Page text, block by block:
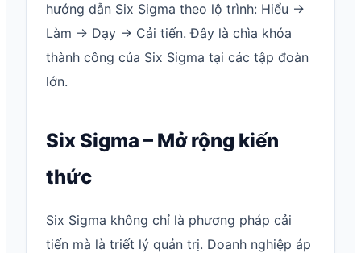
hướng dẫn Six Sigma theo lộ trình: Hiểu →
Làm → Dạy → Cải tiến. Đây là chìa khóa
thành công của Six Sigma tại các tập đoàn
lớn.
Six Sigma – Mở rộng kiến
thức
Six Sigma không chỉ là phương pháp cải
tiến mà là triết lý quản trị. Doanh nghiệp áp